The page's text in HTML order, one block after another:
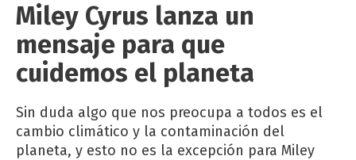
Miley Cyrus lanza un
mensaje para que
cuidemos el planeta
Sin duda algo que nos preocupa a todos es el
cambio climático y la contaminación del
planeta, y esto no es la excepción para Miley